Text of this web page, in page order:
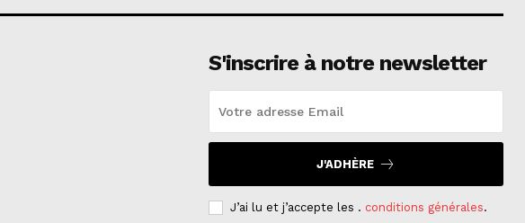
S'inscrire à notre newsletter
J'ADHÈRE
J’ai lu et j’accepte les . conditions générales.